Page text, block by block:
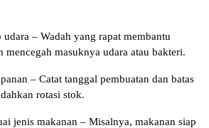
– Wadah yang rapat membantu
mencegah masuknya udara atau bakteri.
– Catat tanggal pembuatan dan batas
rotasi stok.
jenis makanan – Misalnya, makanan siap